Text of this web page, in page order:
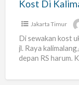
Kost Di
Jakarta Timur
Di sewakan kost
jl. Raya
depan RS harum.